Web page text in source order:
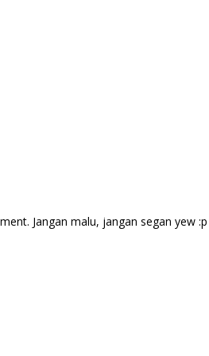
Jangan malu, jangan segan yew :p